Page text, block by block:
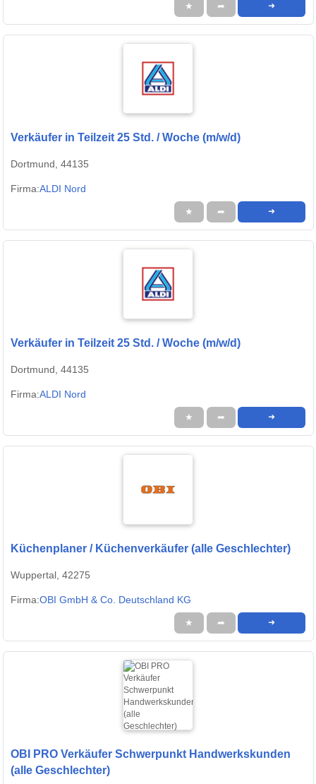
★ ➦ ➜
Verkäufer in Teilzeit 25 Std. / Woche (m/w/d)
Dortmund, 44135
Firma:ALDI Nord
★ ➦ ➜
Verkäufer in Teilzeit 25 Std. / Woche (m/w/d)
Dortmund, 44135
Firma:ALDI Nord
★ ➦ ➜
Küchenplaner / Küchenverkäufer (alle Geschlechter)
Wuppertal, 42275
Firma:OBI GmbH & Co. Deutschland KG
★ ➦ ➜
OBI PRO Verkäufer Schwerpunkt Handwerkskunden
(alle Geschlechter)